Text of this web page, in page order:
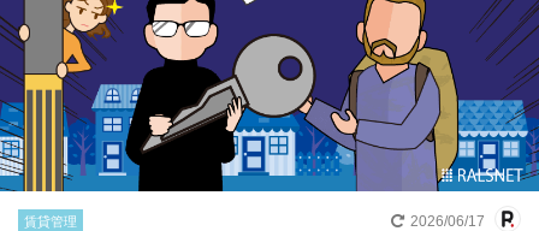
賃貸管理 2026/06/17